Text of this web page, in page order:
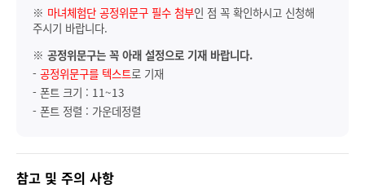
※ 마녀체험단 공정위문구 필수 첨부인 점 꼭 확인하시고 신청해
주시기 바랍니다.
※ 공정위문구는 꼭 아래 설정으로 기재 바랍니다.
- 공정위문구를 텍스트로 기재
- 폰트 크기 : 11~13
- 폰트 정렬 : 가운데정렬
참고 및 주의 사항